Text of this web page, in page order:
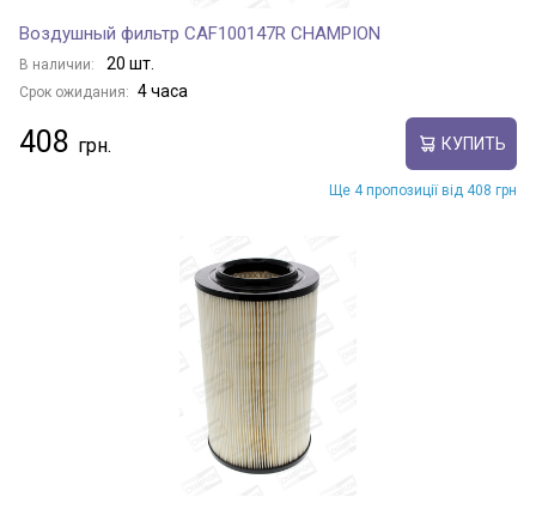
Воздушный фильтр CAF100147R CHAMPION
В наличии: 20 шт.
Срок ожидания: 4 часа
408 КУПИТЬ
Ще 4 пропозиції від 408 грн